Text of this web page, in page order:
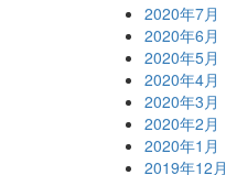
2020年7月
2020年6月
2020年5月
2020年4月
2020年3月
2020年2月
2020年1月
2019年12月